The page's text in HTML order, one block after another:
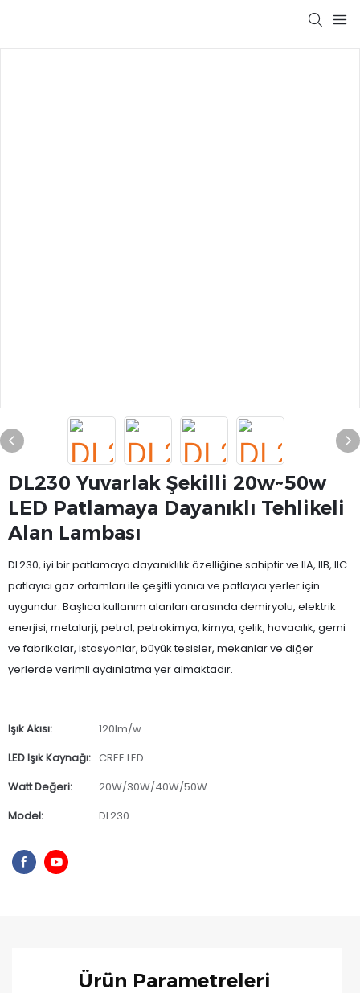
DL230 Yuvarlak Şekilli 20w~50w
LED Patlamaya Dayanıklı Tehlikeli
Alan Lambası
DL230, iyi bir patlamaya dayanıklılık özelliğine sahiptir ve IIA, IIB, IIC
patlayıcı gaz ortamları ile çeşitli yanıcı ve patlayıcı yerler için
uygundur. Başlıca kullanım alanları arasında demiryolu, elektrik
enerjisi, metalurji, petrol, petrokimya, kimya, çelik, havacılık, gemi
ve fabrikalar, istasyonlar, büyük tesisler, mekanlar ve diğer
yerlerde verimli aydınlatma yer almaktadır.
Işık Akısı:
120lm/w
LED Işık Kaynağı: CREE LED
Watt Değeri:
20W/30W/40W/50W
Model:
DL230
Ürün Parametreleri